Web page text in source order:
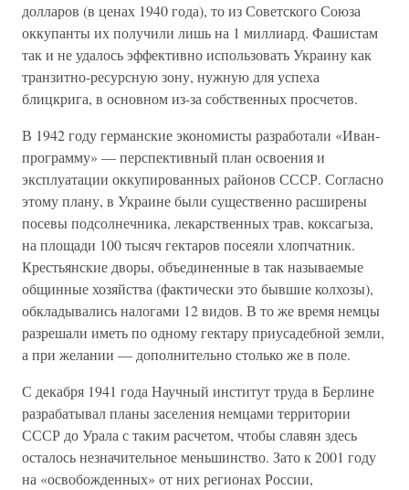
долларов (в ценах 1940 года), то из Советского Союза
оккупанты их получили лишь на 1 миллиард. Фашистам
так и не удалось эффективно использовать Украину как
транзитно-ресурсную зону, нужную для успеха
блицкрига, в основном из-за собственных просчетов.
В 1942 году германские экономисты разработали «Иван-
программу» — перспективный план освоения и
эксплуатации оккупированных районов СССР. Согласно
этому плану, в Украине были существенно расширены
посевы подсолнечника, лекарственных трав, коксагыза,
на площади 100 тысяч гектаров посеяли хлопчатник.
Крестьянские дворы, объединенные в так называемые
общинные хозяйства (фактически это бывшие колхозы),
обкладывались налогами 12 видов. В то же время немцы
разрешали иметь по одному гектару приусадебной земли,
а при желании — дополнительно столько же в поле.
С декабря 1941 года Научный институт труда в Берлине
разрабатывал планы заселения немцами территории
СССР до Урала с таким расчетом, чтобы славян здесь
осталось незначительное меньшинство. Зато к 2001 году
на «освобожденных» от них регионах России,